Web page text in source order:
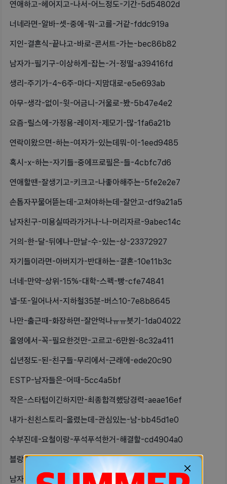
연애하고-헤어지고-나서-어느정도-기간-5d54802d
너네라면-알바-셋-중에-뭐-고를-거같-fddc919a
지인-결혼식-끝나고-바로-콘서트-가는-bec86b82
남자가-필기구-이상하게-잡는-거-정떨-a39416fd
생리-주기가-4~6주-마다-지맘대로-e5e693ab
아무-생각-없이-윗-어금니-거울로-봤-5b47e4e2
요즘-릴스에-가정용-레이저-제모기-많-1fa6a21b
연락이왔으면-하는-여자가-있는데뭐-이-1eed9485
혹시-x-하는-자기들-중에프로필은-들-4cbfc7d6
연애할땐-잘생기고-키크고-나좋아해주는-5fe2e2e7
손톱자꾸물어뜯는데-고쳐야하는데-잘안고-df9a21a5
남자친구-미용실따라가거나-나-머리자르-9abec14c
거의-한-달-뒤에나-만날-수-있는-상-23372927
자기들이라면-아버지가-반대하는-결혼-10e11b3c
너네-만약-상위-15%-대학-스펙-빵-cfe74841
낼-또-일어나서-지하철35분-버스10-7e8b8645
나만-출근때-화장하면-잘안먹나ㅠㅠ븟기-1da04022
올영에서-꼭-필요한것만-고르고-6만원-8c32a411
십년정도-된-친구들-무리에서-근래에-ede20c90
ESTP-남자들은-어때-5cc4a5bf
작은-스타텁이긴하지만-최종합격했당경력-aeae16ef
내가-친친스토리-올렸는데-관심있는-남-bb45d1e0
수부진데-요철이랑-푸석푸석한거-해결할-cd4904a0
블랑디바-쿠션-써-본-사람-티존이랑-e4a6b2cf
남자친구가-포켓몬슬립한다고-10시부터-8df9204a